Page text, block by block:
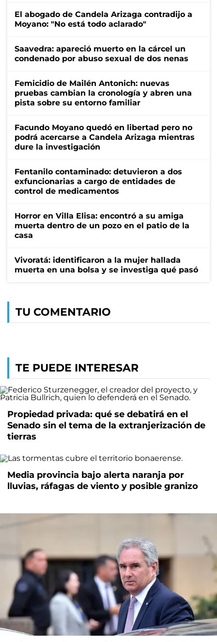
El abogado de Candela Arizaga contradijo a
Moyano: "No está todo aclarado"
Saavedra: apareció muerto en la cárcel un
condenado por abuso sexual de dos nenas
Femicidio de Mailén Antonich: nuevas
pruebas cambian la cronología y abren una
pista sobre su entorno familiar
Facundo Moyano quedó en libertad pero no
podrá acercarse a Candela Arizaga mientras
dure la investigación
Fentanilo contaminado: detuvieron a dos
exfuncionarias a cargo de entidades de
control de medicamentos
Horror en Villa Elisa: encontró a su amiga
muerta dentro de un pozo en el patio de la
casa
Vivoratá: identificaron a la mujer hallada
muerta en una bolsa y se investiga qué pasó
TU COMENTARIO
TE PUEDE INTERESAR
Propiedad privada: qué se debatirá en el
Senado sin el tema de la extranjerización de
tierras
Media provincia bajo alerta naranja por
lluvias, ráfagas de viento y posible granizo